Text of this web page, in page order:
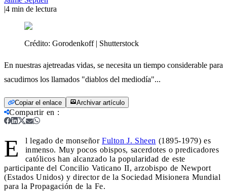
|4 min de lectura
Crédito: Gorodenkoff | Shutterstock
En nuestras ajetreadas vidas, se necesita un tiempo considerable para
sacudirnos los llamados "diablos del mediodía"...
Copiar el enlace Archivar artículo
Compartir en :
E l legado de monseñor Fulton J. Sheen (1895-1979) es
inmenso. Muy pocos obispos, sacerdotes o predicadores
católicos han alcanzado la popularidad de este
participante del Concilio Vaticano II, arzobispo de Newport
(Estados Unidos) y director de la Sociedad Misionera Mundial
para la Propagación de la Fe.